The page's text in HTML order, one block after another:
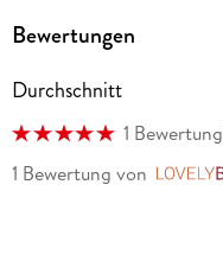
der Welt: Autorin.
Bewertungen
Durchschnitt
1 Bewertung
1 Bewertung von